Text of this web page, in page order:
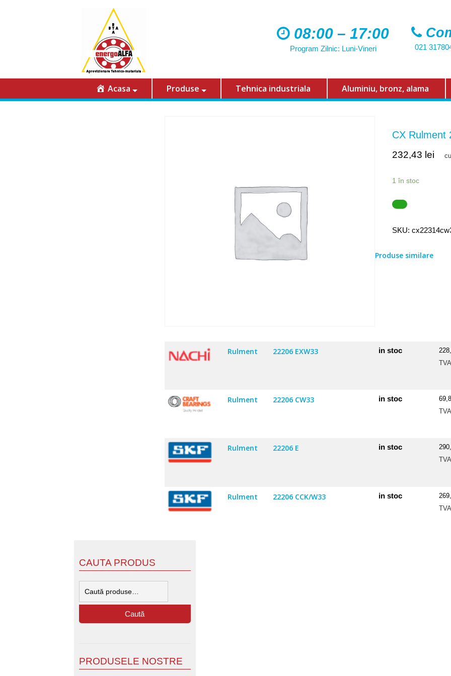
08:00 – 17:00
Program Zilnic: Luni-Vineri 021
Acasa Produse Tehnica industriala Aluminiu, bronz, alama
CX Rulment
232,43 lei
1 în stoc
SKU:
Produse similare
Rulment 22206 EXW33 in stoc
TVA
Rulment 22206 CW33 in stoc
TVA
Rulment 22206 E in stoc
TVA
Rulment 22206 CCK/W33 in stoc
TVA
CAUTA PRODUS
Caută
PRODUSELE NOSTRE